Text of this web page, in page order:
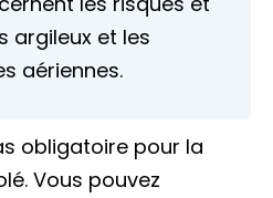
argileux et les
aériennes.
obligatoire pour la
Vous pouvez